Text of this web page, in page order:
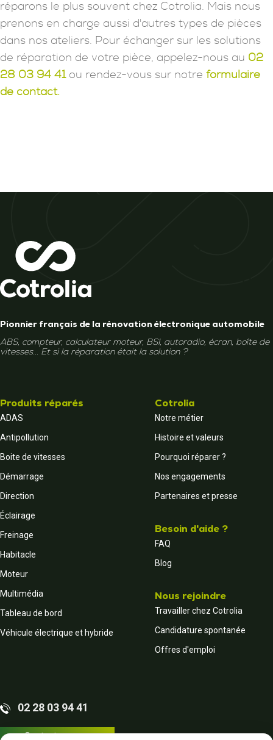
réparons le plus souvent chez Cotrolia. Mais nous
prenons en charge aussi d'autres types de pièces
dans nos ateliers. Pour échanger sur les solutions
de réparation de votre pièce, appelez-nous au 02
28 03 94 41ou rendez-vous sur notre formulaire
de contact.
Pionnier français de la rénovation électronique automobile
ABS, compteur, calculateur moteur, BSI, autoradio, écran, boîte de
vitesses... Et si la réparation était la solution ?
Produits réparés
ADAS
Antipollution
Boite de vitesses
Démarrage
Direction
Éclairage
Freinage
Habitacle
Moteur
Multimédia
Tableau de bord
Véhicule électrique et hybride
Cotrolia
Notre métier
Histoire et valeurs
Pourquoi réparer ?
Nos engagements
Partenaires et presse
Besoin d'aide ?
FAQ
Blog
Nous rejoindre
Travailler chez Cotrolia
Candidature spontanée
Offres d'emploi
02 28 03 94 41
Contactez-nous